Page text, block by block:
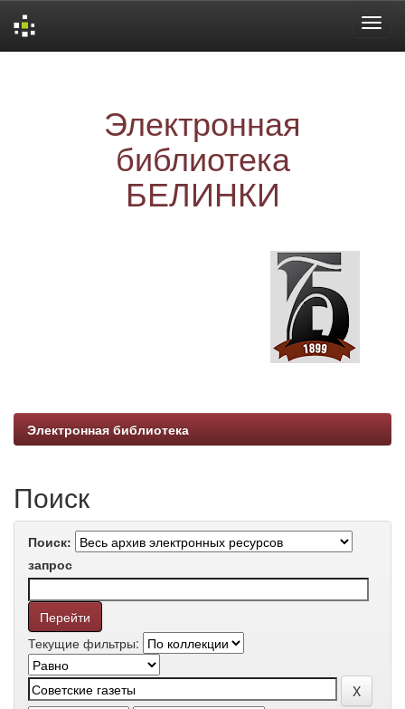
Электронная
библиотека
БЕЛИНКИ
Электронная библиотека
Поиск
Поиск:
запрос
Текущие фильтры: